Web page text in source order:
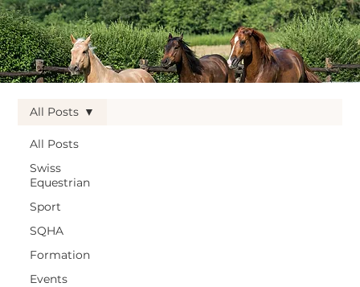
All Posts
Swiss
Equestrian
Sport
SQHA
Formation
Events
All Posts